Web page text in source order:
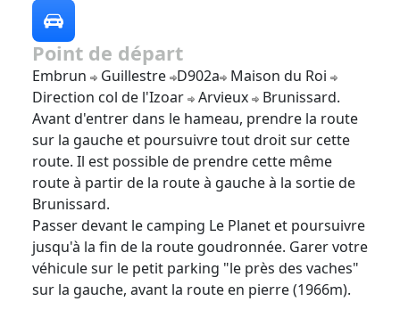
Point de départ
Embrun Guillestre D902a
Maison du Roi
Direction col de l'Izoar
Arvieux
Brunissard.
Avant d'entrer dans le hameau, prendre la route
sur la gauche et poursuivre tout droit sur cette
route. Il est possible de prendre cette même
route à partir de la route à gauche à la sortie de
Brunissard.
Passer devant le camping Le Planet et poursuivre
jusqu'à la fin de la route goudronnée. Garer votre
véhicule sur le petit parking "le près des vaches"
sur la gauche, avant la route en pierre (1966m).